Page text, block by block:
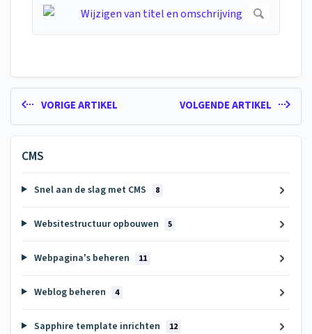
VORIGE ARTIKEL VOLGENDE ARTIKEL
CMS
Snel aan de slag met CMS 8
Websitestructuur opbouwen 5
Webpagina's beheren 11
Weblog beheren 4
Sapphire template inrichten 12